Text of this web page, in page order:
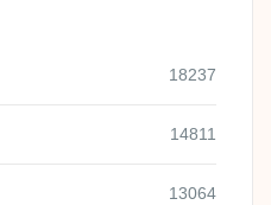
18237
14811
13064